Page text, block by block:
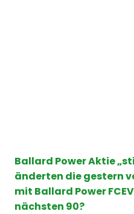
Ballard Power Aktie
änderten die gestern
mit Ballard Power
nächsten 90?